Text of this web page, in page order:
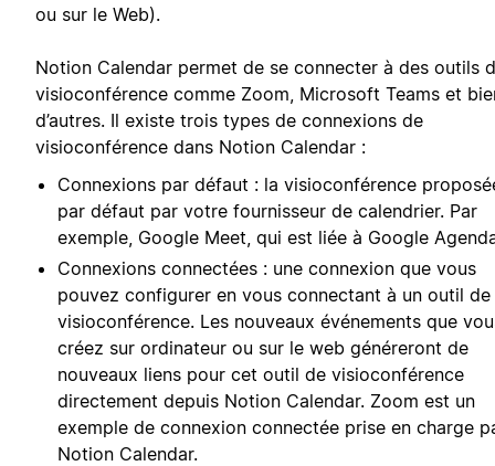
ou sur le Web).
Notion Calendar permet de se connecter à des outils
visioconférence comme Zoom, Microsoft Teams et
d’autres. Il existe trois types de connexions de
visioconférence dans Notion Calendar :
Connexions par défaut : la visioconférence
par défaut par votre fournisseur de calendrier. Par
exemple, Google Meet, qui est liée à Google
Connexions connectées : une connexion que vous
pouvez configurer en vous connectant à un outil de
visioconférence. Les nouveaux événements que
créez sur ordinateur ou sur le web généreront de
nouveaux liens pour cet outil de visioconférence
directement depuis Notion Calendar. Zoom est un
exemple de connexion connectée prise en charge
Notion Calendar.